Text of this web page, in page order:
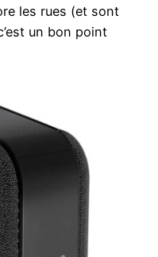
les rues (et sont
un bon point